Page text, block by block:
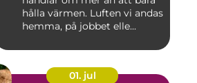
hålla värmen. Luften vi andas
hemma, på jobbet elle...
01. jul